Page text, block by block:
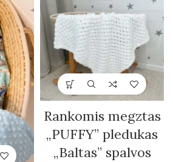
Rankomis megztas
„PUFFY” pledukas
„Baltas” spalvos